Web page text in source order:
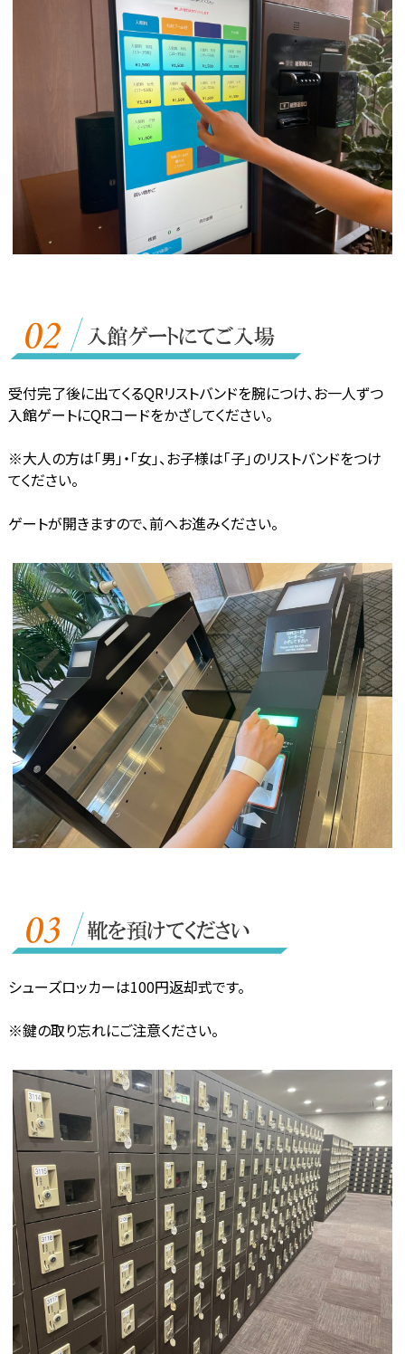
受付完了後に出てくるQRリストバンドを腕につけ、お一人ずつ
入館ゲートにQRコードをかざしてください。
※大人の方は「男」・「女」、お子様は「子」のリストバンドをつけ
てください。
ゲートが開きますので、前へお進みください。
シューズロッカーは100円返却式です。
※鍵の取り忘れにご注意ください。